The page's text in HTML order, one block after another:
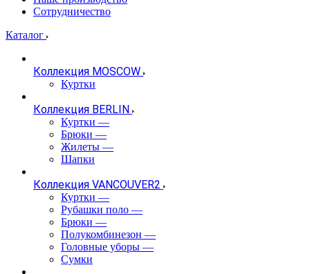
Сотрудничество
Каталог
Коллекция MOSCOW
Куртки
Коллекция BERLIN
Куртки —
Брюки —
Жилеты —
Шапки
Коллекция VANCOUVER2
Куртки —
Рубашки поло —
Брюки —
Полукомбинезон —
Головные уборы —
Сумки